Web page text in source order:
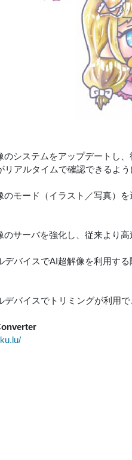
のシステムをアップデートし
リアルタイムで確認できるよう
のモード（イラスト／写真）
のサーバを強化し、従来より
デバイスでAI超解像を利用す
デバイスでトリミングが利用